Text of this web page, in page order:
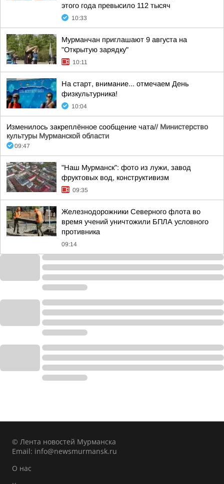
этого года превысило 112 тысяч
10:33
Мурманчан приглашают 9 августа на
"Открытую зарядку"
10:11
На старт, внимание... отмечаем День
физкультурника!
10:04
Изменилось закреплённое сообщение чата// Министерство
культуры Мурманской области
09:47
"Наш Мурманск": фото из лужи, завод
фруктовых вод, конструктивизм
09:35
Железнодорожники Северного флота во
время учений уничтожили БПЛА условного
противника
09:14
© Лента новостей Мурманска
Email: info@newsmurmansk.ru
О нас